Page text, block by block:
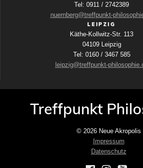
Tel: 0911 / 2742389
nuernberg@treffpunkt-
LEIPZIG
Käthe-Kollwitz-Str. 113
04109 Leipzig
Tel: 0160 / 3467 585
leipzig@treffpunkt-
Treffpunkt
© 2026 Neue Akropolis
Impressum
Datenschutz